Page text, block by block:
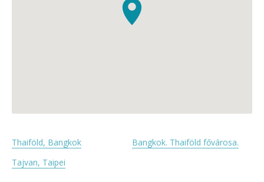
Thaiföld, Bangkok
Bangkok. Thaiföld fővárosa.
Tajvan, Taipei